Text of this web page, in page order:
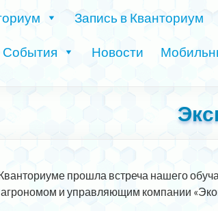
Запись в Кванториум
События Новости
прошла встреча нашего
и управляющим компании